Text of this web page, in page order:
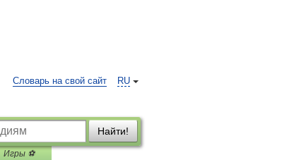
RU
Словарь на свой сайт
Найти!
Игры ⚽